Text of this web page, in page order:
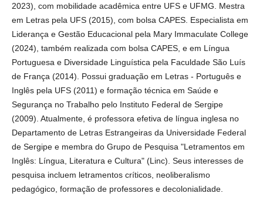
2023), com mobilidade acadêmica entre UFS e UFMG. Mestra
em Letras pela UFS (2015), com bolsa CAPES. Especialista em
Liderança e Gestão Educacional pela Mary Immaculate College
(2024), também realizada com bolsa CAPES, e em Língua
Portuguesa e Diversidade Linguística pela Faculdade São Luís
de França (2014). Possui graduação em Letras - Português e
Inglês pela UFS (2011) e formação técnica em Saúde e
Segurança no Trabalho pelo Instituto Federal de Sergipe
(2009). Atualmente, é professora efetiva de língua inglesa no
Departamento de Letras Estrangeiras da Universidade Federal
de Sergipe e membra do Grupo de Pesquisa "Letramentos em
Inglês: Língua, Literatura e Cultura" (Linc). Seus interesses de
pesquisa incluem letramentos críticos, neoliberalismo
pedagógico, formação de professores e decolonialidade.